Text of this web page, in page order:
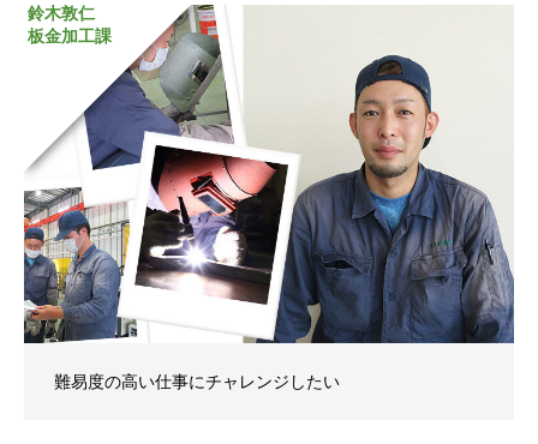
鈴木敦仁
板金加工課
難易度の高い仕事にチャレンジしたい